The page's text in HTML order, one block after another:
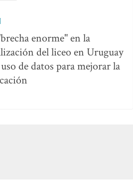
enorme" en la
del liceo en Uruguay
de datos para mejorar la